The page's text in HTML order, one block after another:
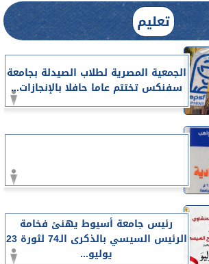
تعليم
الجمعية المصرية لطلاب الصيدلة بجامعة
سفنكس تختتم عاما حافلا بالإنجازات...
رئيس جامعة أسيوط يهنئ فخامة
الرئيس السيسي بالذكرى الـ74 لثورة 23
يوليو...